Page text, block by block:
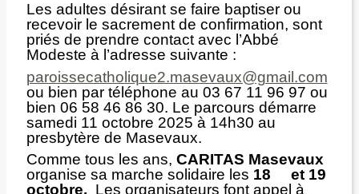
Les adultes désirant se faire baptiser ou
recevoir le sacrement de confirmation, sont
priés de prendre contact avec l’Abbé
Modeste à l’adresse suivante :
paroissecatholique2.masevaux@gmail.com
ou bien par téléphone au 03 67 11 96 97 ou
bien 06 58 46 86 30. Le parcours démarre
samedi 11 octobre 2025 à 14h30 au
presbytère de Masevaux.
Comme tous les ans, CARITAS Masevaux
organise sa marche solidaire les 18 et 19
octobre. Les organisateurs font appel à